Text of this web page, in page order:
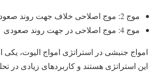
موج 2: موج اصلاحی خلاف جهت روند صعودی
موج 4: موج اصلاحی در جهت روند صعودی
امواج جنبشی در استراتژی امواج الیوت، یکی
این استراتژی هستند و کاربردهای زیادی در